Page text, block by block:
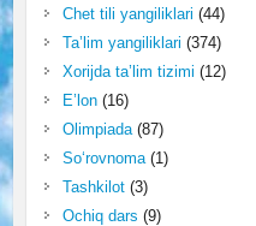
Chet tili yangiliklari (44)
Ta’lim yangiliklari (374)
Xorijda ta’lim tizimi (12)
E’lon(16)
Olimpiada(87)
So‘rovnoma(1)
Tashkilot(3)
Ochiq dars (9)